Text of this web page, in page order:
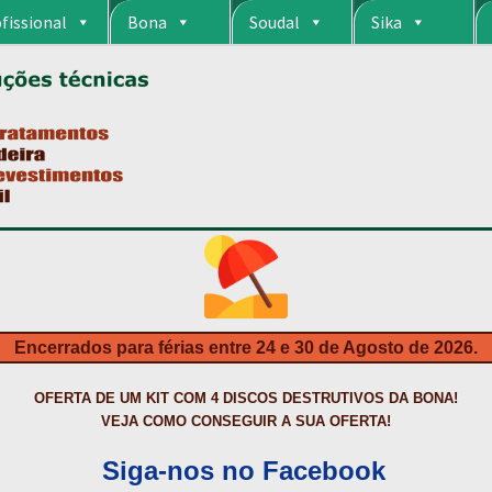
Bona Soudal Sika
CARRINHO CART
DA BONA?
HIDROFUGANTES
PRODUTOS ECOLÓGICOS CERTIFICADOS
DE BETÃO COM FERRO À VISTA REVESTIMENTO DE TANQUES E
TERMOS E CONDIÇÕESTINTA PROTEÇÃOTINTASTRATAMENTO
Encerrados para férias entre 24 e 30 de Agosto de 2026.
OFERTA DE UM KIT COM 4 DISCOS DESTRUTIVOS DA BONA!
VEJA COMO CONSEGUIR A SUA OFERTA!
Siga-nos no Facebook